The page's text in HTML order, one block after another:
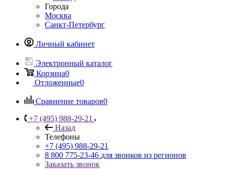
Города
Москва
Санкт-Петербург
Личный кабинет
Электронный каталог
Корзина0
Отложенные0
Сравнение товаров0
+7 (495) 988-29-21
Назад
Телефоны
+7 (495) 988-29-21
8 800 775-23-46 для звонков из регионов
Заказать звонок